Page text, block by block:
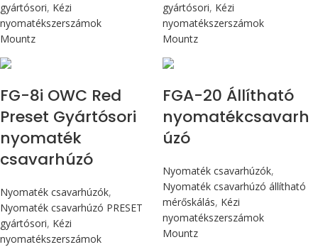
gyártósori, Kézi
nyomatékszerszámok
Mountz
gyártósori, Kézi
nyomatékszerszámok
Mountz
FG-8i OWC Red
Preset Gyártósori
nyomaték
csavarhúzó
Nyomaték csavarhúzók,
Nyomaték csavarhúzó PRESET
gyártósori, Kézi
nyomatékszerszámok
FGA-20 Állítható
nyomatékcsavarh
úzó
Nyomaték csavarhúzók,
Nyomaték csavarhúzó állítható
mérőskálás, Kézi
nyomatékszerszámok
Mountz